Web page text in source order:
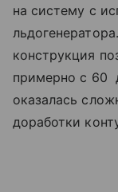
на систему с
конструкция
примерно с 60
оказалась
доработки